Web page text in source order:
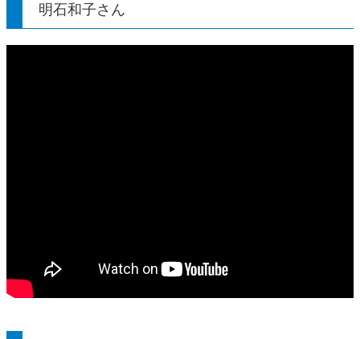
明石和子さん